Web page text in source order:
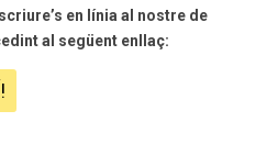
en línia al nostre de
al següent enllaç: